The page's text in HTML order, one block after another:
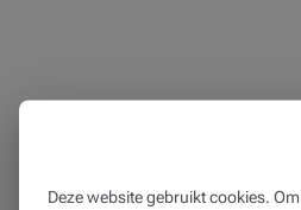
Deze website gebruikt cookies.